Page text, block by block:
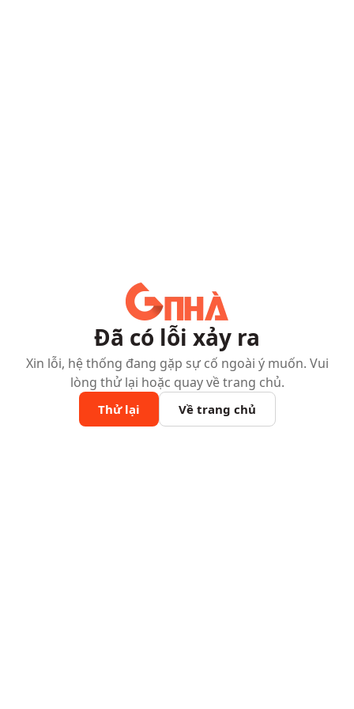
Đã có lỗi xảy ra
Xin lỗi, hệ thống đang gặp sự cố ngoài ý muốn. Vui
lòng thử lại hoặc quay về trang chủ.
Thử lại Về trang chủ